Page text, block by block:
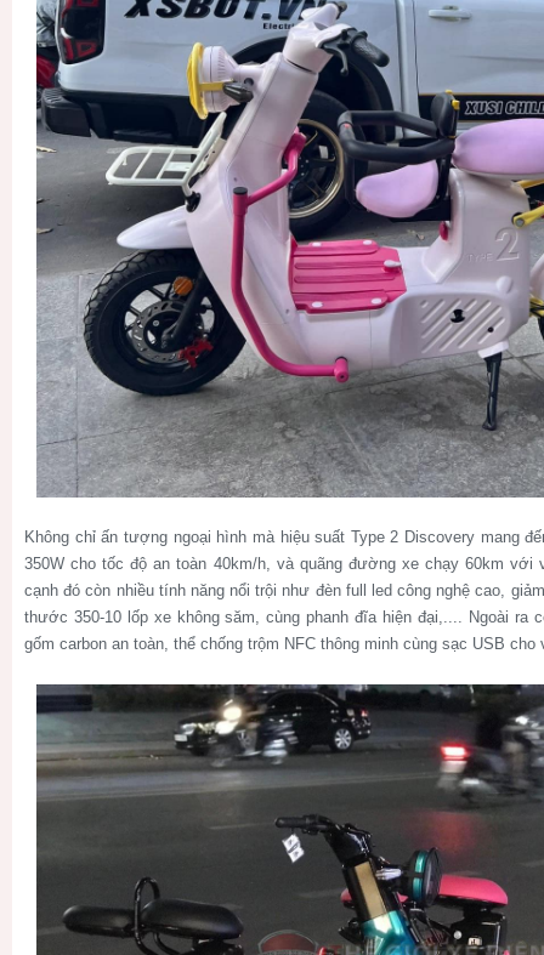
Không chỉ ấn tượng ngoại hình mà hiệu suất Type 2 Discovery mang
350W cho tốc độ an toàn 40km/h, và quãng đường xe chạy 60km với
cạnh đó còn nhiều tính năng nổi trội như đèn full led công nghệ cao,
thước 350-10 lốp xe không săm, cùng phanh đĩa hiện đại,.... Ngoài ra
gốm carbon an toàn, thể chống trộm NFC thông minh cùng sạc USB